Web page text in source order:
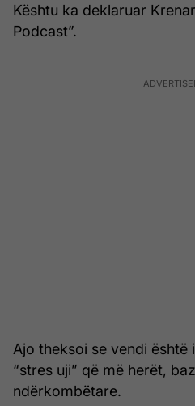
Kështu ka deklaruar
Podcast”.
Ajo theksoi se vendi
“stres uji” që më herët,
ndërkombëtare.